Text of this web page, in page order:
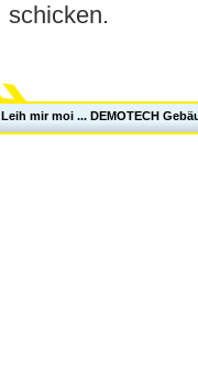
schicken.
Leih mir moi ... DEMOTECH